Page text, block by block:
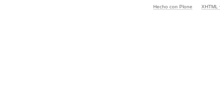
Hecho con Plone XHTML